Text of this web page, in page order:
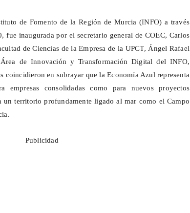
de Fomento de la Región de Murcia (INFO) a través
fue inaugurada por el secretario general de COEC, Carlos
de Ciencias de la Empresa de la UPCT, Ángel Rafael
de Innovación y Transformación Digital del INFO,
coincidieron en subrayar que la Economía Azul representa
empresas consolidadas como para nuevos proyectos
un territorio profundamente ligado al mar como el Campo
Publicidad